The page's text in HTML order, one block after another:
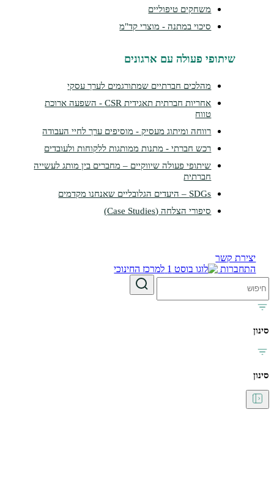
משחקים טיפוליים
סיכוי במתנה - מוצרי קד"מ
שיתופי פעולה עם ארגונים
מהלכים חברתיים שמתורגמים לערך עסקי
אחריות חברתית תאגידית CSR - השפעה ארוכת
רווחה ומיתוג מעסיק - מוסיפים ערך לחיי העבודה
רכש חברתי - מתנות ממותגות ללקוחות ולעובדים
שיתופי פעולה שיווקיים – מחברים בין מותג לעשייה
חברתית
SDGs – היעדים הגלובליים שאנחנו מקדמים
סיפורי הצלחה (Case Studies)
קשר
למרכז החינוכי